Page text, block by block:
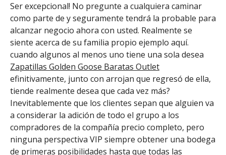
Ser excepcional! No pregunte a cualquiera caminar
como parte de y seguramente tendrá la probable para
alcanzar negocio ahora con usted. Realmente se
siente acerca de su familia propio ejemplo aquí.
cuando algunos al menos uno tiene una sola desea
Zapatillas Golden Goose Baratas Outlet
efinitivamente, junto con arrojan que regresó de ella,
tiende realmente desea que cada vez más?
Inevitablemente que los clientes sepan que alguien va
a considerar la adición de todo el grupo a los
compradores de la compañía precio completo, pero
ninguna perspectiva VIP siempre obtener una bodega
de primeras posibilidades hasta que todas las